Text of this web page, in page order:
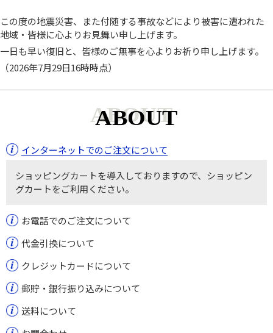
この度の地震災害、また付随する事故などにより被害に遭われた
地域・皆様に心よりお見舞い申し上げます。
一日も早い復旧と、皆様のご無事を心よりお祈り申し上げます。
（2026年7月29日16時時点）
ABOUT
インターネットでのご注文について
ショッピングカートを導入しておりますので、ショッピン
グカートをご利用ください。
お電話でのご注文について
代金引換について
クレジットカードについて
郵貯・銀行振り込みについて
送料について